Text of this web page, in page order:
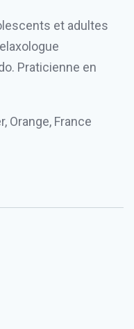
et adultes
Praticienne en
Orange, France